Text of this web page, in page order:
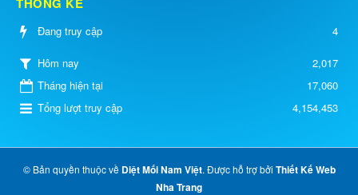
Đang truy cập 4
Hôm nay
2,017
Tháng hiện tại
17,060
Tổng lượt truy cập
4,154,453
© Bản quyền thuộc về Diệt Mối Nam Việt. Được hỗ trợ bởi Thiết Kế Web
Nha Trang